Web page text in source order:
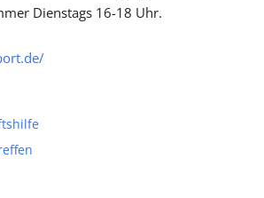
Dienstags 16-18 Uhr.